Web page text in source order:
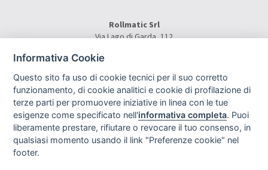
Rollmatic Srl
Via Lago di Garda, 112
Tel.
E-Mail:
info@rollmatic.com
Partita IVA: 03391250242
C.F. e N. Registro Imprese: 03391250242
Rollmatic Srl © 2026 - All Rights Reserved
Informativa Cookie
Questo sito fa uso di cookie tecnici per il suo corretto
funzionamento, di cookie analitici e cookie di profilazione di
terze parti per promuovere iniziative in linea con le tue
esigenze come specificato nell'informativa completa. Puoi
liberamente prestare, rifiutare o revocare il tuo consenso, in
qualsiasi momento usando il link "Preferenze cookie" nel
footer.